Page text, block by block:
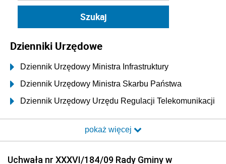
Dzienniki Urzędowe
Dziennik Urzędowy Ministra Infrastruktury
Dziennik Urzędowy Ministra Skarbu Państwa
Dziennik Urzędowy Urzędu Regulacji Telekomunikacji
Dziennik Urzędowy Ministra Transportu i Budownictwa
Elektronicznej
pokaż więcej
Uchwała nr XXXVI/184/09 Rady Gminy w